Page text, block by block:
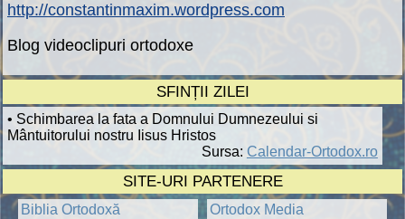
http://constantinmaxim.wordpress.com
Blog videoclipuri ortodoxe
SFINȚII ZILEI
• Schimbarea la fata a Domnului Dumnezeului si
Mântuitorului nostru Iisus Hristos
Sursa: Calendar-Ortodox.ro
SITE-URI PARTENERE
Biblia Ortodoxă
Ortodox Media